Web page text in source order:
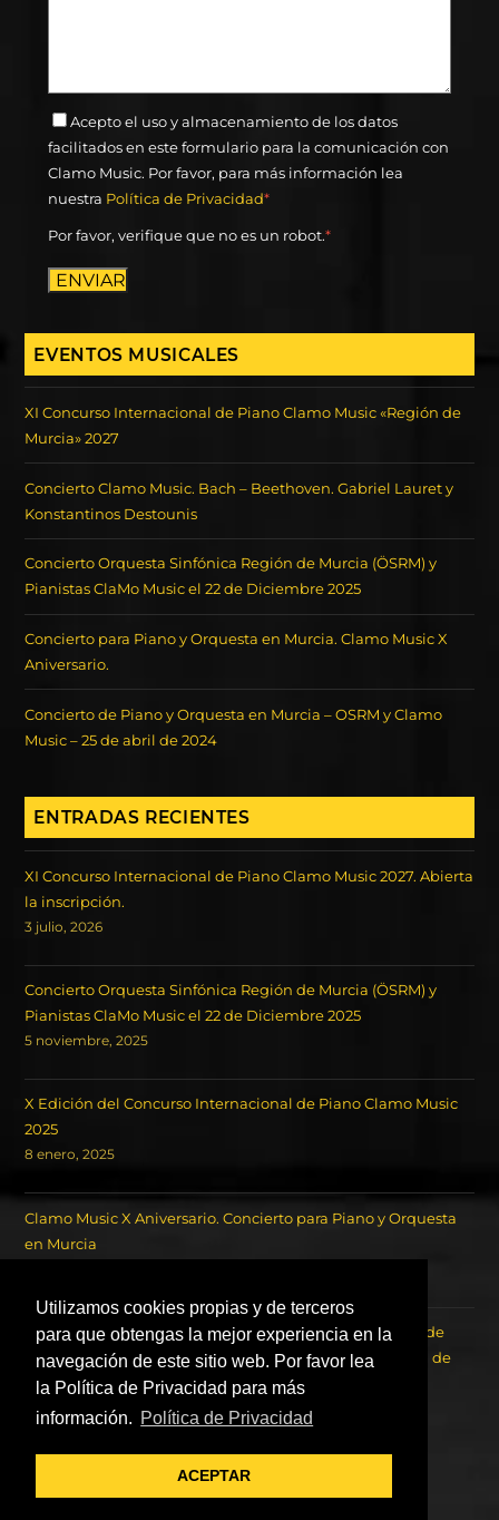
Utilizamos cookies propias y de terceros
para que obtengas la mejor experiencia en la
navegación de este sitio web. Por favor lea
la Política de Privacidad para más
información. Política de Privacidad
ACEPTAR
Acepto el uso y almacenamiento de los datos
facilitados en este formulario para la comunicación con
Clamo Music. Por favor, para más información lea
nuestra Política de Privacidad*
Por favor, verifique que no es un robot.*
ENVIAR
EVENTOS MUSICALES
XI Concurso Internacional de Piano Clamo Music «Región de
Murcia» 2027
Concierto Clamo Music. Bach – Beethoven. Gabriel Lauret y
Konstantinos Destounis
Concierto Orquesta Sinfónica Región de Murcia (ÖSRM) y
Pianistas ClaMo Music el 22 de Diciembre 2025
Concierto para Piano y Orquesta en Murcia. Clamo Music X
Aniversario.
Concierto de Piano y Orquesta en Murcia – OSRM y Clamo
Music – 25 de abril de 2024
ENTRADAS RECIENTES
XI Concurso Internacional de Piano Clamo Music 2027. Abierta
la inscripción.
3 julio, 2026
Concierto Orquesta Sinfónica Región de Murcia (ÖSRM) y
Pianistas ClaMo Music el 22 de Diciembre 2025
5 noviembre, 2025
X Edición del Concurso Internacional de Piano Clamo Music
2025
8 enero, 2025
Clamo Music X Aniversario. Concierto para Piano y Orquesta
en Murcia
Concierto de los Ganadores del Concurso Internacional de
Piano Clamo Music y la Orquesta Sinfónica de la Región de
Murcia OSRM.
22 agosto, 2023